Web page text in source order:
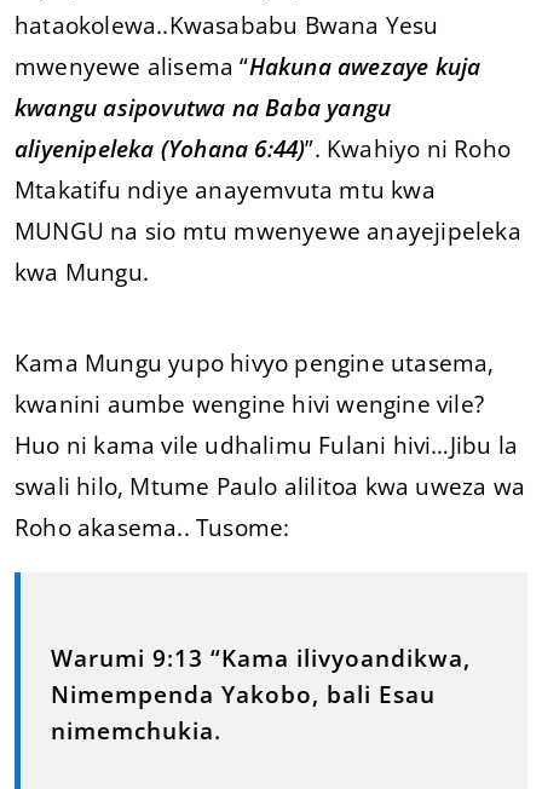
hataokolewa..Kwasababu Bwana Yesu
mwenyewe alisema “Hakuna awezaye kuja
kwangu asipovutwa na Baba yangu
aliyenipeleka (Yohana 6:44)”. Kwahiyo ni Roho
Mtakatifu ndiye anayemvuta mtu kwa
MUNGU na sio mtu mwenyewe anayejipeleka
kwa Mungu.
Kama Mungu yupo hivyo pengine utasema,
kwanini aumbe wengine hivi wengine vile?
Huo ni kama vile udhalimu Fulani hivi…Jibu la
swali hilo, Mtume Paulo alilitoa kwa uweza wa
Roho akasema.. Tusome:
Warumi 9:13 “Kama ilivyoandikwa,
Nimempenda Yakobo, bali Esau
nimemchukia.